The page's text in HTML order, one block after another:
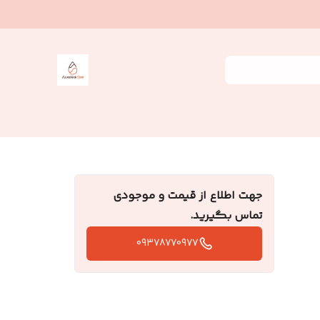
جهت اطلاع از قیمت و موجودی
تماس بگیرید.
09378770977